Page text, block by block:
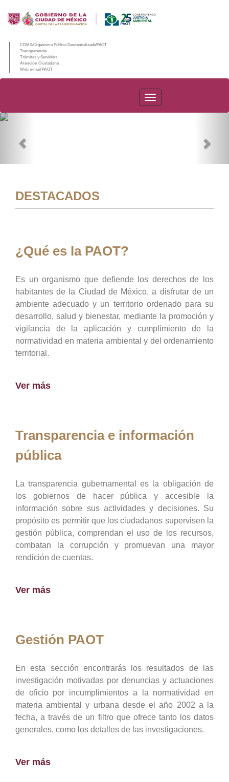
CDMX/Organismo Público Descentralizado/PAOT
Transparencia
Trámites y Servicios
Atención Ciudadana
Web e-mail PAOT
PAOT
DESTACADOS
¿Qué es la PAOT?
Es un organismo que defiende los derechos de los
habitantes de la Ciudad de México, a disfrutar de un
ambiente adecuado y un territorio ordenado para su
desarrollo, salud y bienestar, mediante la promoción y
vigilancia de la aplicación y cumplimiento de la
normatividad en materia ambiental y del ordenamiento
territorial.
Ver más
Transparencia e información
pública
La transparencia gubernamental es la obligación de
los gobiernos de hacer pública y accesible la
información sobre sus actividades y decisiones. Su
propósito es permitir que los ciudadanos supervisen la
gestión pública, comprendan el uso de los recursos,
combatan la corrupción y promuevan una mayor
rendición de cuentas.
Ver más
Gestión PAOT
En esta sección encontrarás los resultados de las
investigación motivadas por denuncias y actuaciones
de oficio por incumplimientos a la normatividad en
materia ambiental y urbana desde el año 2002 a la
fecha, a través de un filtro que ofrece tanto los datos
generales, como los detalles de las investigaciones.
Ver más